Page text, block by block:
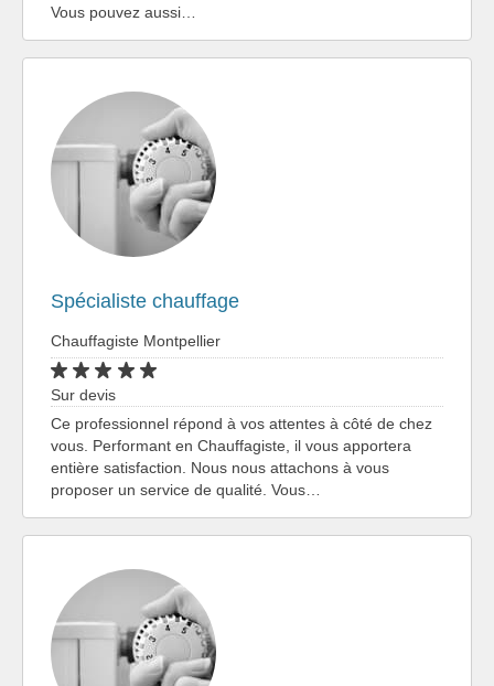
Vous pouvez aussi…
Spécialiste chauffage
Chauffagiste Montpellier
Sur devis
Ce professionnel répond à vos attentes à côté de chez
vous. Performant en Chauffagiste, il vous apportera
entière satisfaction. Nous nous attachons à vous
proposer un service de qualité. Vous…